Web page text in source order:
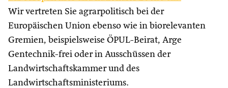
Wir vertreten Sie agrarpolitisch bei der
Europäischen Union ebenso wie in biorelevanten
Gremien, beispielsweise ÖPUL-Beirat, Arge
Gentechnik-frei oder in Ausschüssen der
Landwirtschaftskammer und des
Landwirtschaftsministeriums.